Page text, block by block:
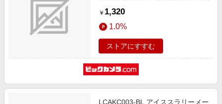
￥ 1,320
1.0%
ストアにすすむ
LCAKC003-BL アイススラリーメー